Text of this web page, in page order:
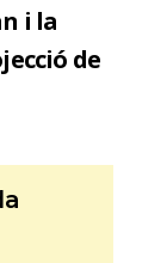
i la
de